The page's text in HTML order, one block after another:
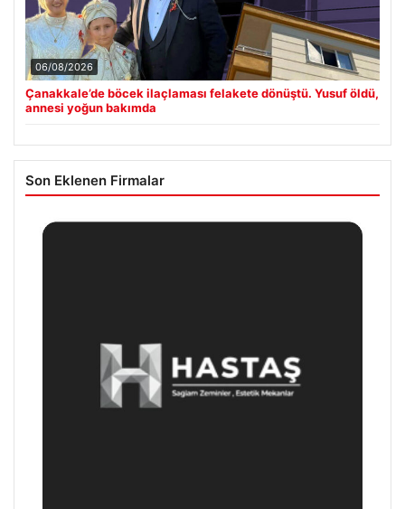
06/08/2026
Çanakkale’de böcek ilaçlaması felakete dönüştü. Yusuf öldü,
annesi yoğun bakımda
Son Eklenen Firmalar